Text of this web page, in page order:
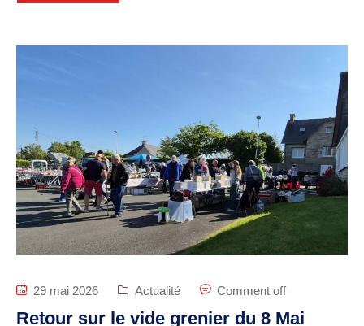
29 mai 2026 Actualité Comment off
Retour sur le vide grenier du 8 Mai